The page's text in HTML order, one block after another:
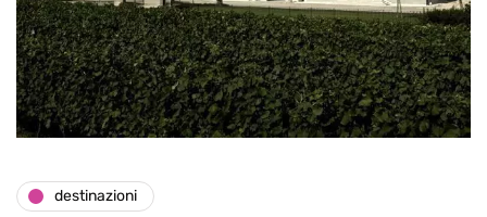
destinazioni